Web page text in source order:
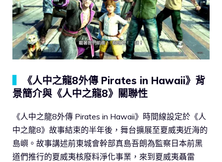
《人中之龍8外傳 Pirates in Hawaii》背
景簡介與《人中之龍8》關聯性
《人中之龍8外傳 Pirates in Hawaii》時間線設定於《人
中之龍8》故事結束的半年後，舞台擴展至夏威夷近海的
島嶼。故事講述前東城會幹部真島吾朗為監察日本前黑
道們推行的夏威夷核廢料淨化事業，來到夏威夷聶雷